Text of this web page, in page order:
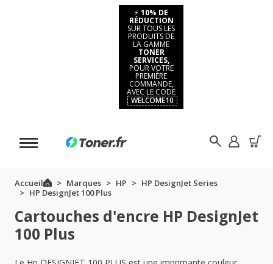
⚡ 10% DE
RÉDUCTION
SUR TOUS LES
PRODUITS DE
LA GAMME
TONER
SERVICES,
POUR VOTRE
PREMIÈRE
COMMANDE,
AVEC LE CODE
WELCOME10
Accueil Marques HP
HP DesignJet Series
HP DesignJet 100 Plus
Cartouches d'encre HP DesignJet
100 Plus